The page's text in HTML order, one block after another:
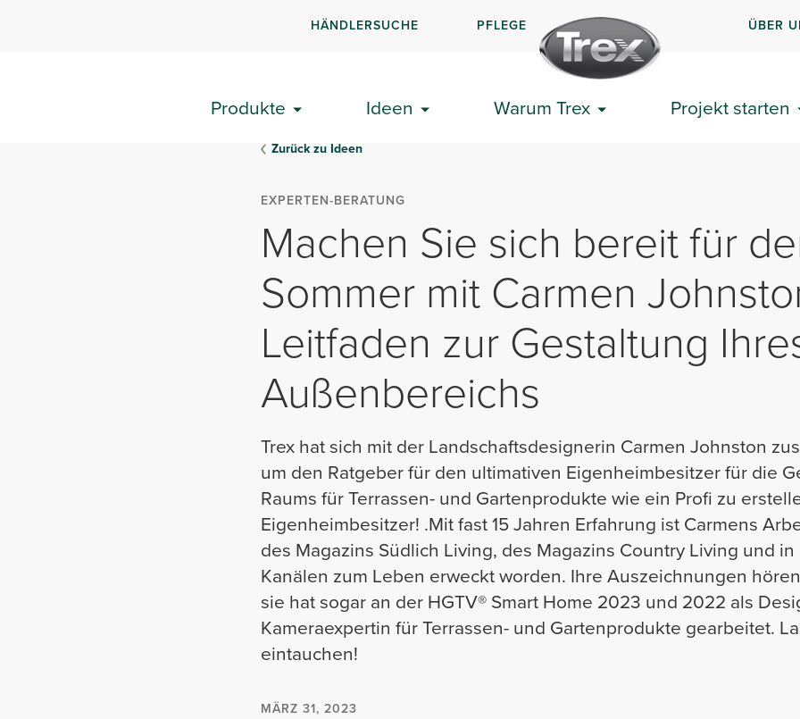
HÄNDLERSUCHE PFLEGE ÜBER
Produkte Ideen Warum Trex Projekt starten
Zurück zu Ideen
EXPERTEN-BERATUNG
Machen Sie sich bereit für
Sommer mit Carmen
Leitfaden zur Gestaltung
Außenbereichs
Trex hat sich mit der Landschaftsdesignerin Carmen Johnston
um den Ratgeber für den ultimativen Eigenheimbesitzer für die
Raums für Terrassen- und Gartenprodukte wie ein Profi zu
Eigenheimbesitzer! .Mit fast 15 Jahren Erfahrung ist Carmens
des Magazins Südlich Living, des Magazins Country Living und
Kanälen zum Leben erweckt worden. Ihre Auszeichnungen
sie hat sogar an der HGTV® Smart Home 2023 und 2022 als
Kameraexpertin für Terrassen- und Gartenprodukte gearbeitet.
eintauchen!
MÄRZ 31, 2023